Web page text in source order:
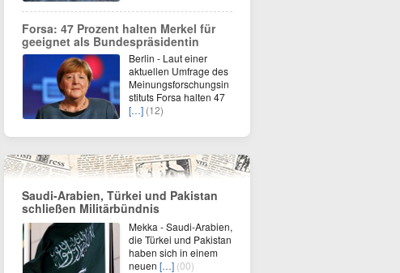
Forsa: 47 Prozent halten Merkel für
geeignet als Bundespräsidentin
Berlin - Laut einer
aktuellen Umfrage des
Meinungsforschungsin
stituts Forsa halten 47
[…] (12)
Saudi-Arabien, Türkei und Pakistan
schließen Militärbündnis
Mekka - Saudi-Arabien,
die Türkei und Pakistan
haben sich in einem
neuen […] (00)